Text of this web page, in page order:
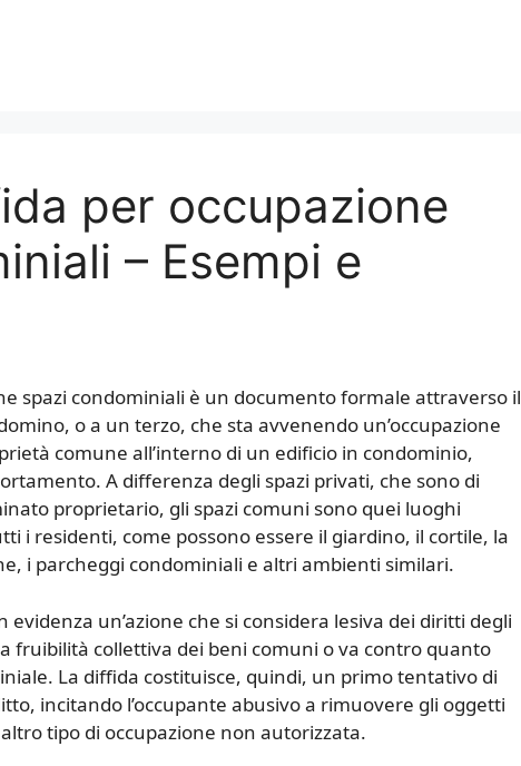
per occupazione
– Esempi e
spazi condominiali è un documento formale attraverso il
o a un terzo, che sta avvenendo un’occupazione
comune all’interno di un edificio in condominio,
A differenza degli spazi privati, che sono di
proprietario, gli spazi comuni sono quei luoghi
i residenti, come possono essere il giardino, il cortile, la
i parcheggi condominiali e altri ambienti similari.
un’azione che si considera lesiva dei diritti degli
fruibilità collettiva dei beni comuni o va contro quanto
La diffida costituisce, quindi, un primo tentativo di
incitando l’occupante abusivo a rimuovere gli oggetti
tipo di occupazione non autorizzata.